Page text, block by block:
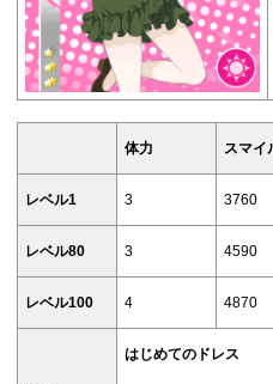
体力 スマイ
レベル1 3 3760
レベル80 3 4590
レベル100 4 4870
はじめてのドレス